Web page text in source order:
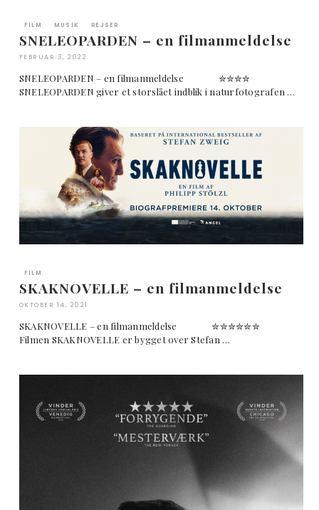
FILM MUSIK REJSER
SNELEOPARDEN – en filmanmeldelse
FEBRUAR 3, 2022
SNELEOPARDEN – en filmanmeldelse ✮✮✮✮
SNELEOPARDEN giver et storslået indblik i naturfotografen …
FILM
SKAKNOVELLE – en filmanmeldelse
OKTOBER 14, 2021
SKAKNOVELLE – en filmanmeldelse ✮✮✮✮✮✮
Filmen SKAKNOVELLE er bygget over Stefan …